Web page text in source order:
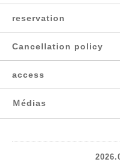
reservation
Cancellation policy
access
Ｍédias